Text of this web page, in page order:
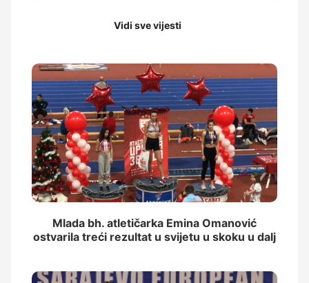
Vidi sve vijesti
Mlada bh. atletičarka Emina Omanović
ostvarila treći rezultat u svijetu u skoku u dalj